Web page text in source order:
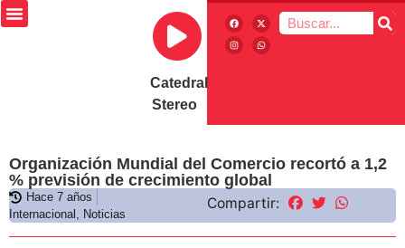
Catedral
Stereo
Organización Mundial del Comercio recortó a 1,2
% previsión de crecimiento global
Hace 7 años
Internacional , Noticias
Compartir: